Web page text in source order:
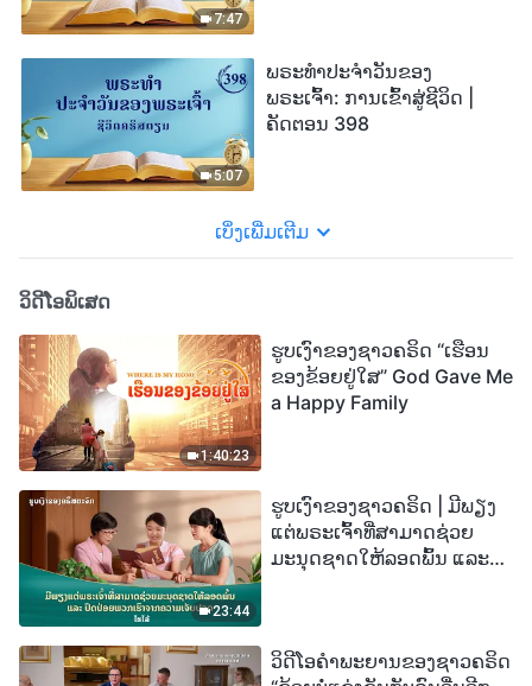
7:47
5:07
ພຣະທຳປະຈຳວັນຂອງ
ພຣະເຈົ້າ: ການເຂົ້າສູ່ຊີວິດ |
ຄັດຕອນ 398
ເບິ່ງເພີ່ມເຕີມ
ວິດີໂອພິເສດ
1:40:23
ຮູບເງົາຂອງຊາວຄຣິດ “ເຮືອນ
ຂອງຂ້ອຍຢູ່ໃສ” God Gave Me
a Happy Family
23:44
ຮູບເງົາຂອງຊາວຄຣິດ | ມີພຽງ
ແຕ່ພຣະເຈົ້າທີ່ສາມາດຊ່ວຍ
ມະນຸດຊາດໃຫ້ລອດພົ້ນ ແລະ
ວິດີໂອຄຳພະຍານຂອງຊາວຄຣິດ